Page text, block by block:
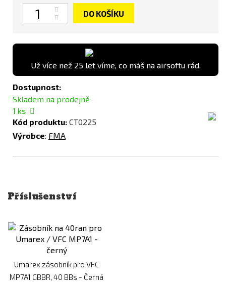
Počet
DO KOŠÍKU
Už více než 25 let víme, co máš na airsoftu rád.
Dostupnost:
Skladem na prodejně
1 ks
Kód produktu: CT0225
Výrobce: FMA
Příslušenství
Umarex zásobník pro VFC
MP7A1 GBBR, 40 BBs - Černá